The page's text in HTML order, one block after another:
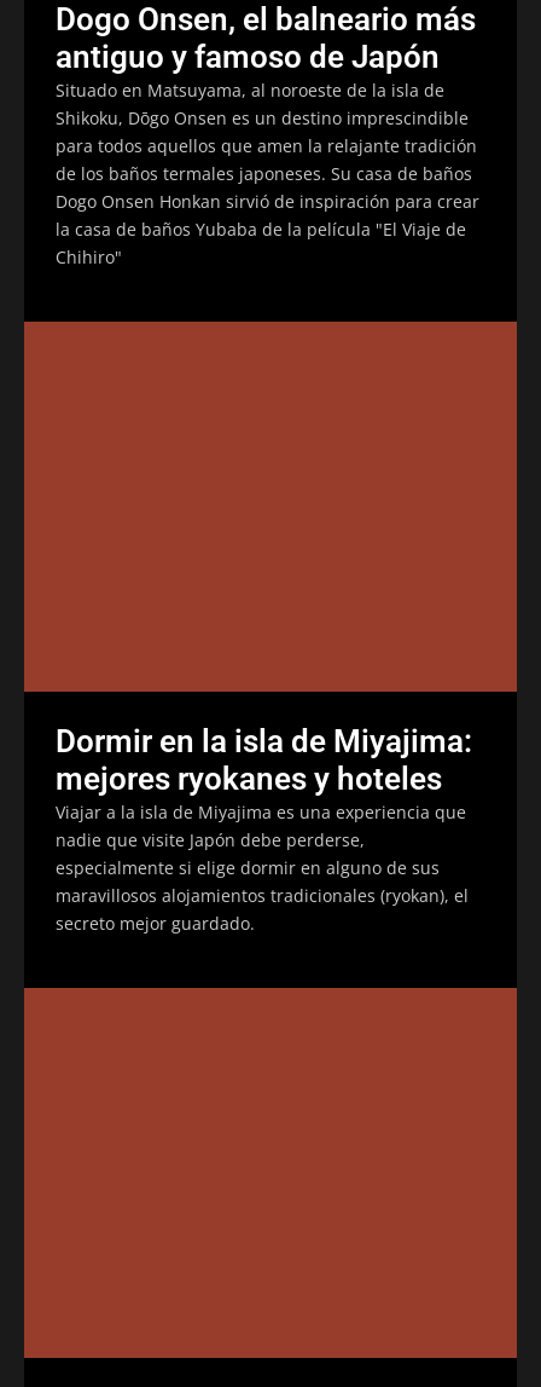
Dogo Onsen, el balneario más
antiguo y famoso de Japón
Situado en Matsuyama, al noroeste de la isla de
Shikoku, Dōgo Onsen es un destino imprescindible
para todos aquellos que amen la relajante tradición
de los baños termales japoneses. Su casa de baños
Dogo Onsen Honkan sirvió de inspiración para crear
la casa de baños Yubaba de la película "El Viaje de
Chihiro"
Dormir en la isla de Miyajima:
mejores ryokanes y hoteles
Viajar a la isla de Miyajima es una experiencia que
nadie que visite Japón debe perderse,
especialmente si elige dormir en alguno de sus
maravillosos alojamientos tradicionales (ryokan), el
secreto mejor guardado.